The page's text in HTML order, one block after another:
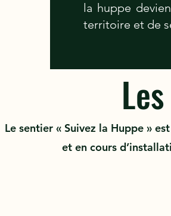
la huppe
territoire et de
Le sentier « Suivez la Huppe »
et en cours